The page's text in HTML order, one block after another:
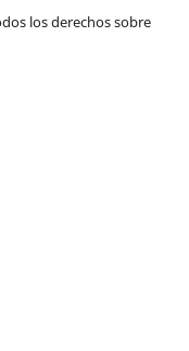
los derechos sobre